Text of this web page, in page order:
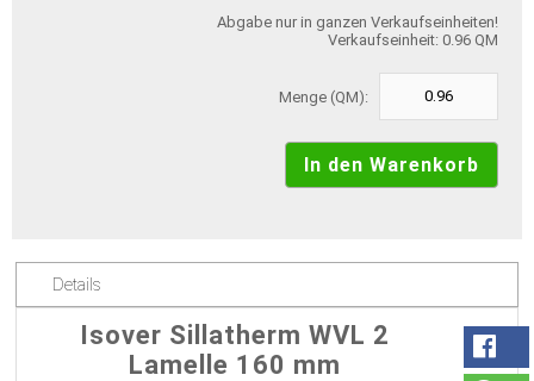
Abgabe nur in ganzen Verkaufseinheiten!
Verkaufseinheit: 0.96 QM
Menge (QM):
Details
Isover Sillatherm WVL 2
Lamelle 160 mm